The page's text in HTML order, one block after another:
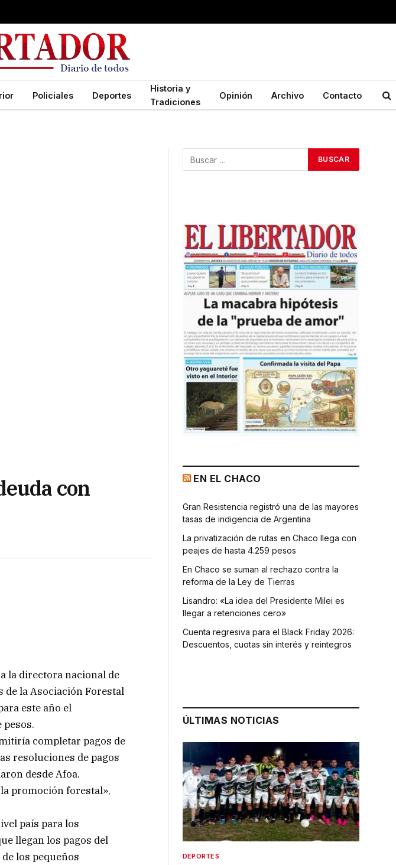
Policiales Deportes
Historia y
Tradiciones
Opinión Archivo Contacto
con
la directora nacional de
la Asociación Forestal
este año el
pesos.
completar pagos de
resoluciones de pagos
desde Afoa.
promoción forestal»,
país para los
llegan los pagos del
los pequeños
EN EL CHACO
Gran Resistencia registró una de las mayores
tasas de indigencia de Argentina
La privatización de rutas en Chaco llega con
peajes de hasta 4.259 pesos
En Chaco se suman al rechazo contra la
reforma de la Ley de Tierras
Lisandro: «La idea del Presidente Milei es
llegar a retenciones cero»
Cuenta regresiva para el Black Friday 2026:
Descuentos, cuotas sin interés y reintegros
ÚLTIMAS NOTICIAS
DEPORTES